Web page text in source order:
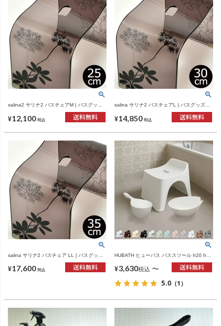
salina2 サリナ2 バスチェアM | バスグッ
¥12,100 税込
salina サリナ2 バスチェアL | バスグッズ・
¥14,850 税込
salina サリナ2 バスチェア LL | バスグッ
¥17,600 税込
HUBATH ヒューバス バススツール h20 h25
¥3,630税込 〜
5.0 （1）